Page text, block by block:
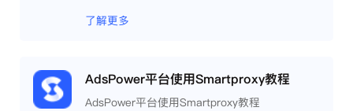
程，开发网络自动化等。
了解更多
AdsPower平台使用Smartproxy教程
AdsPower平台使用Smartproxy教程